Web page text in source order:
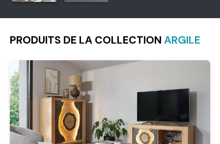
PRODUITS DE LA COLLECTION ARGILE